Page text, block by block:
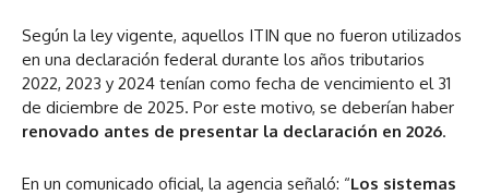
Según la ley vigente, aquellos ITIN que no fueron utilizados
en una declaración federal durante los años tributarios
2022, 2023 y 2024 tenían como fecha de vencimiento el 31
de diciembre de 2025. Por este motivo, se deberían haber
renovado antes de presentar la declaración en 2026.
En un comunicado oficial, la agencia señaló: “Los sistemas